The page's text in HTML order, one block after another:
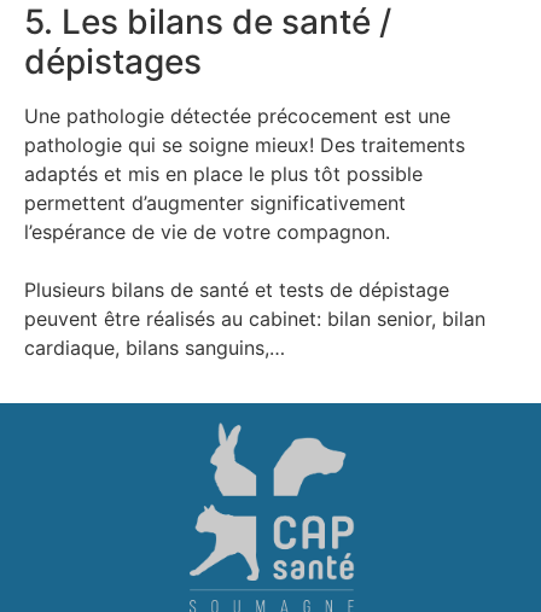
5. Les bilans de santé /
dépistages
Une pathologie détectée précocement est une
pathologie qui se soigne mieux! Des traitements
adaptés et mis en place le plus tôt possible
permettent d’augmenter significativement
l’espérance de vie de votre compagnon.
Plusieurs bilans de santé et tests de dépistage
peuvent être réalisés au cabinet: bilan senior, bilan
cardiaque, bilans sanguins,…